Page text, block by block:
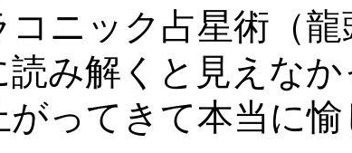
コニック占星術（
読み解くと見えな
がってきて本当に愉